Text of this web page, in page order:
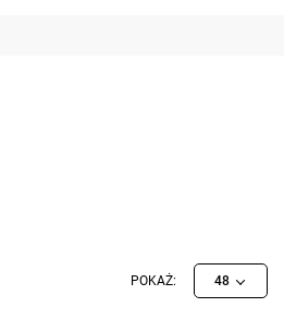
POKAŻ: 48